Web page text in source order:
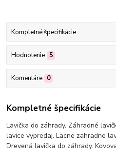
Kompletné špecifikácie
Hodnotenie 5
Komentáre 0
Kompletné špecifikácie
Lavička do záhrady. Záhradné
lavice vypredaj. Lacne zahradne
Drevená lavička do záhrady.